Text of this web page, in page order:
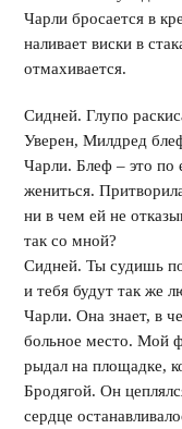
Чарли бросается в
наливает виски в
отмахивается.
Сидней. Глупо
Уверен, Милдред
Чарли. Блеф – это по
жениться.
ни в чем ей не
так со мной?
Сидней. Ты судишь
и тебя будут так же
Чарли. Она знает, в
больное место. Мой
рыдал на площадке,
Бродягой. Он
сердце